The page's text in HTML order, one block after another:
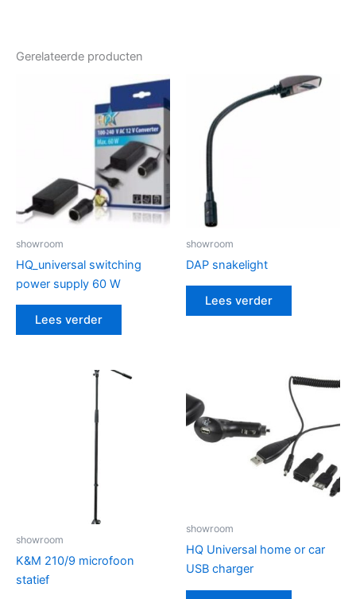
Gerelateerde producten
showroom
HQ_universal switching
power supply 60 W
Lees verder
showroom
DAP snakelight
Lees verder
showroom
K&M 210/9 microfoon
statief
showroom
HQ Universal home or car
USB charger